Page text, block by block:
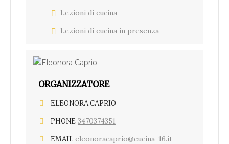
Lezioni di cucina
Lezioni di cucina in presenza
ORGANIZZATORE
ELEONORA CAPRIO
PHONE 3470374351
EMAIL eleonoracaprio@cucina-16.it